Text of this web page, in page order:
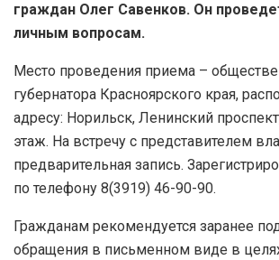
граждан Олег Савенков. Он
личным вопросам.
Место проведения приема –
губернатора Красноярского края,
адресу: Норильск, Ленинский
этаж. На встречу с представителем
предварительная запись.
по телефону 8(3919) 46-90-90.
Гражданам рекомендуется заранее
обращения в письменном виде в